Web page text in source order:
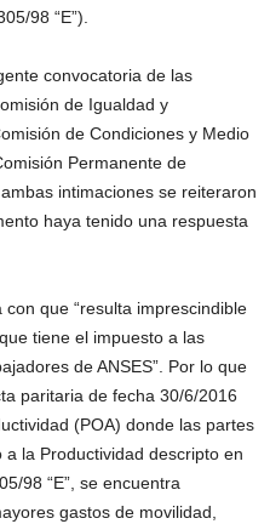
98 “E”).
convocatoria de las
de Igualdad y
de Condiciones y Medio
Permanente de
intimaciones se reiteraron
haya tenido una respuesta
que “resulta imprescindible
tiene el impuesto a las
de ANSES”. Por lo que
paritaria de fecha 30/6/2016
(POA) donde las partes
la Productividad descripto en
98 “E”, se encuentra
gastos de movilidad,